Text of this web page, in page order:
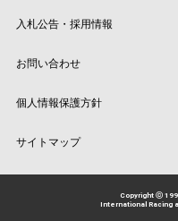
入札公告・採用情報
お問い合わせ
個人情報保護方針
サイトマップ
Copyright ⓒ
International Racing